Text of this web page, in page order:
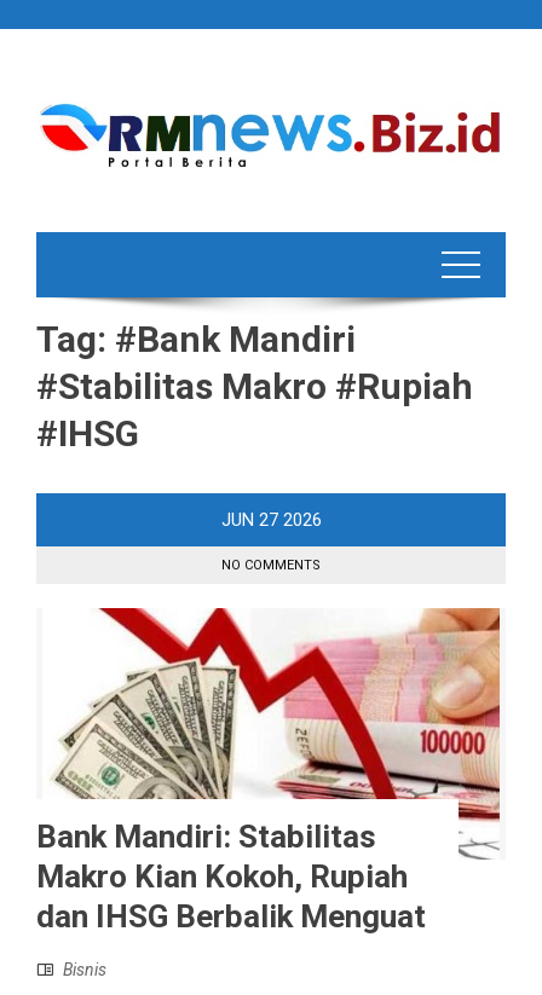
Tag: #Bank Mandiri
#Stabilitas Makro #Rupiah
#IHSG
JUN 27 2026
NO COMMENTS
Bank Mandiri: Stabilitas
Makro Kian Kokoh, Rupiah
dan IHSG Berbalik Menguat
Bisnis